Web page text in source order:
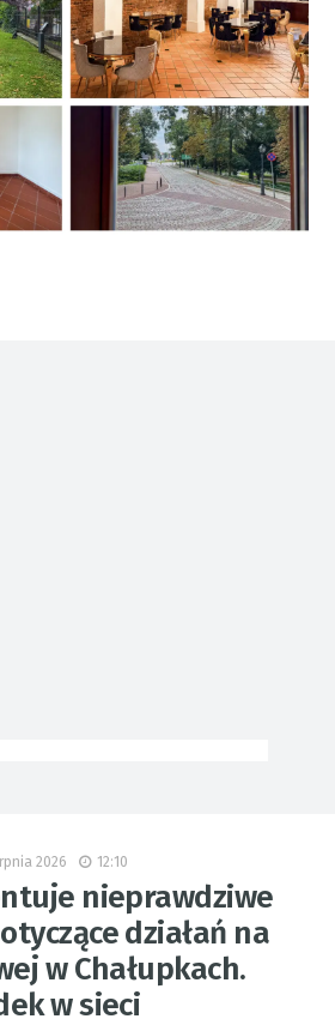
2026 12:10
nieprawdziwe
działań na
w Chałupkach.
w sieci